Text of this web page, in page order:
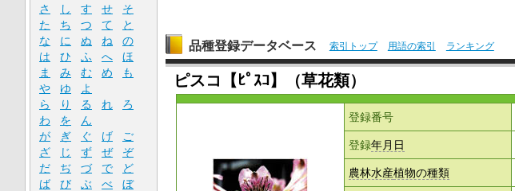
品種登録データベース 索引トップ 用語の索引 ランキング
ピスコ【ﾋﾟｽｺ】（草花類）
登録番号
登録年月日
農林水産植物の種類
さ
し す せ
そ
た
ち つ て
と
な
に ぬ ね
の
は
ひ ふ へ
ほ
ま
み む め
も
や
ゆ
よ
ら
り る れ
ろ
わ
を
ん
が
ぎ ぐ げ
ご
ざ
じ ず ぜ
ぞ
だ
ぢ づ で
ど
ば
び ぶ べ
ぼ